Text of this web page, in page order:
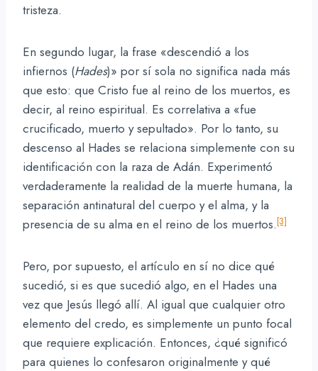
tristeza.
En segundo lugar, la frase «descendió a los
infiernos (Hades)» por sí sola no significa nada más
que esto: que Cristo fue al reino de los muertos, es
decir, al reino espiritual. Es correlativa a «fue
crucificado, muerto y sepultado». Por lo tanto, su
descenso al Hades se relaciona simplemente con su
identificación con la raza de Adán. Experimentó
verdaderamente la realidad de la muerte humana, la
separación antinatural del cuerpo y el alma, y ​​la
presencia de su alma en el reino de los muertos.[3]
Pero, por supuesto, el artículo en sí no dice qué
sucedió, si es que sucedió algo, en el Hades una
vez que Jesús llegó allí. Al igual que cualquier otro
elemento del credo, es simplemente un punto focal
que requiere explicación. Entonces, ¿qué significó
para quienes lo confesaron originalmente y qué